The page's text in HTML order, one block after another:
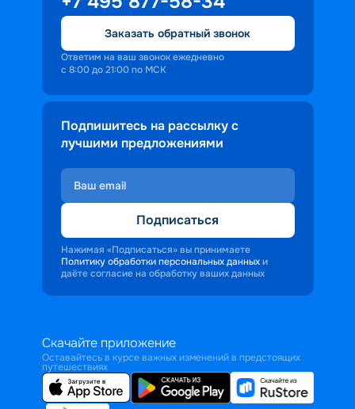
Заказать обратный звонок
Ответим на ваш звонок ежедневно
с 8:00 до 21:00 по МСК
Подпишитесь на рассылку с
лучшими предложениями
Подписаться
Нажимая «Подписаться» вы принимаете
Политику обработки персональных данных и
даёте согласие на обработку ваших данных
Скачайте приложение
Оставайтесь в курсе важных изменений в предстоящих
путешествиях